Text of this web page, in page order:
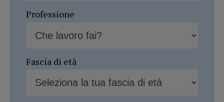
Professione
Fascia di età